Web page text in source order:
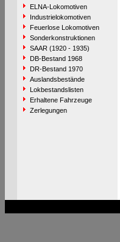
ELNA-Lokomotiven
Industrielokomotiven
Feuerlose Lokomotiven
Sonderkonstruktionen
SAAR (1920 - 1935)
DB-Bestand 1968
DR-Bestand 1970
Auslandsbestände
Lokbestandslisten
Erhaltene Fahrzeuge
Zerlegungen